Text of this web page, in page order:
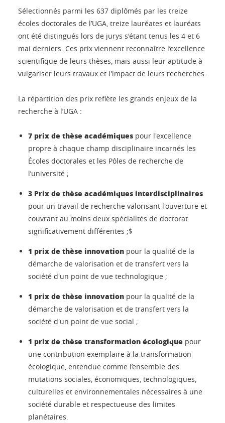
Sélectionnés parmi les 637 diplômés par les treize
écoles doctorales de l’UGA, treize lauréates et lauréats
ont été distingués lors de jurys s'étant tenus les 4 et 6
mai derniers. Ces prix viennent reconnaître l’excellence
scientifique de leurs thèses, mais aussi leur aptitude à
vulgariser leurs travaux et l'impact de leurs recherches.
La répartition des prix reflète les grands enjeux de la
recherche à l’UGA :
7 prix de thèse académiques pour l'excellence
propre à chaque champ disciplinaire incarnés les
Écoles doctorales et les Pôles de recherche de
l’université ;
3 Prix de thèse académiques interdisciplinaires
pour un travail de recherche valorisant l'ouverture et
couvrant au moins deux spécialités de doctorat
significativement différentes ;$
1 prix de thèse innovation pour la qualité de la
démarche de valorisation et de transfert vers la
société d'un point de vue technologique ;
1 prix de thèse innovation pour la qualité de la
démarche de valorisation et de transfert vers la
société d'un point de vue social ;
1 prix de thèse transformation écologique pour
une contribution exemplaire à la transformation
écologique, entendue comme l’ensemble des
mutations sociales, économiques, technologiques,
culturelles et environnementales nécessaires à une
société durable et respectueuse des limites
planétaires.